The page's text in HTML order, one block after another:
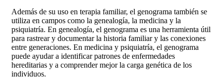
Además de su uso en terapia familiar, el genograma también se
utiliza en campos como la genealogía, la medicina y la
psiquiatría. En genealogía, el genograma es una herramienta útil
para rastrear y documentar la historia familiar y las conexiones
entre generaciones. En medicina y psiquiatría, el genograma
puede ayudar a identificar patrones de enfermedades
hereditarias y a comprender mejor la carga genética de los
individuos.